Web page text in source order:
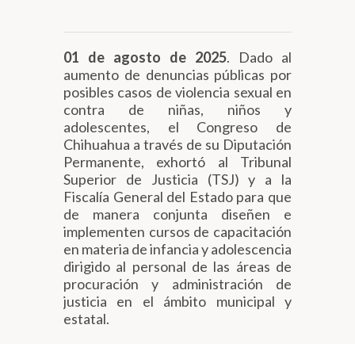
01 de agosto de 2025. Dado al
aumento de denuncias públicas por
posibles casos de violencia sexual en
contra de niñas, niños y
adolescentes, el Congreso de
Chihuahua a través de su Diputación
Permanente, exhortó al Tribunal
Superior de Justicia (TSJ) y a la
Fiscalía General del Estado para que
de manera conjunta diseñen e
implementen cursos de capacitación
en materia de infancia y adolescencia
dirigido al personal de las áreas de
procuración y administración de
justicia en el ámbito municipal y
estatal.